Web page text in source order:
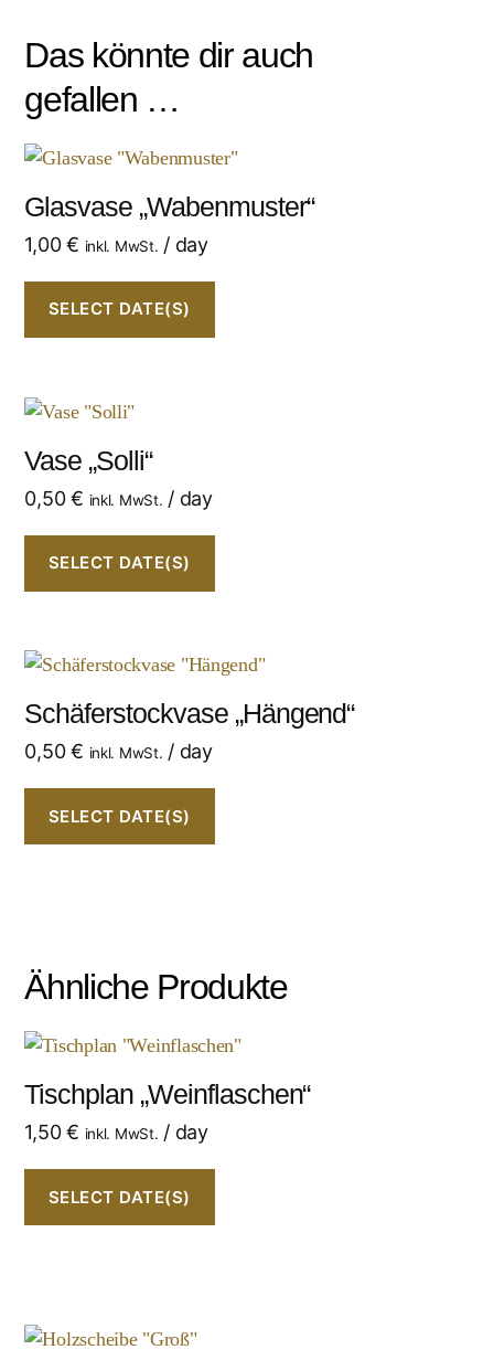
Das könnte dir auch
gefallen …
Glasvase „Wabenmuster“
1,00€ inkl. MwSt. / day
SELECT DATE(S)
Vase „Solli“
0,50€ inkl. MwSt. / day
SELECT DATE(S)
Schäferstockvase „Hängend“
0,50€ inkl. MwSt. / day
SELECT DATE(S)
Ähnliche Produkte
Tischplan „Weinflaschen“
1,50€ inkl. MwSt. / day
SELECT DATE(S)